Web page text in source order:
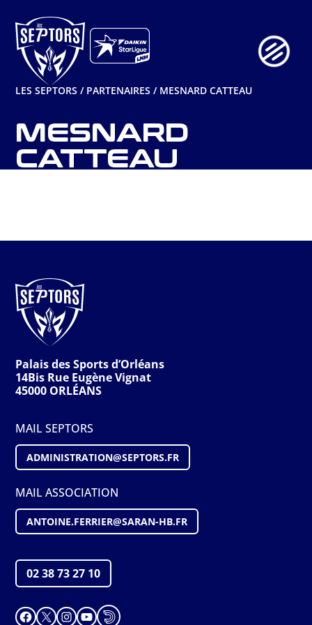
contenu
LES SEPTORS / PARTENAIRES / MESNARD CATTEAU
MESNARD
CATTEAU
Palais des Sports d’Orléans
14Bis Rue Eugène Vignat
45000 ORLÉANS
MAIL SEPTORS
ADMINISTRATION@SEPTORS.FR
MAIL ASSOCIATION
ANTOINE.FERRIER@SARAN-HB.FR
02 38 73 27 10
Facebook
X Instagram
YouTube